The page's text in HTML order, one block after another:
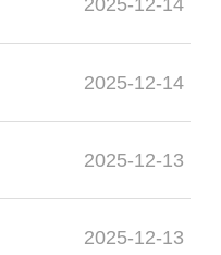
2025-12-14
2025-12-14
2025-12-13
2025-12-13